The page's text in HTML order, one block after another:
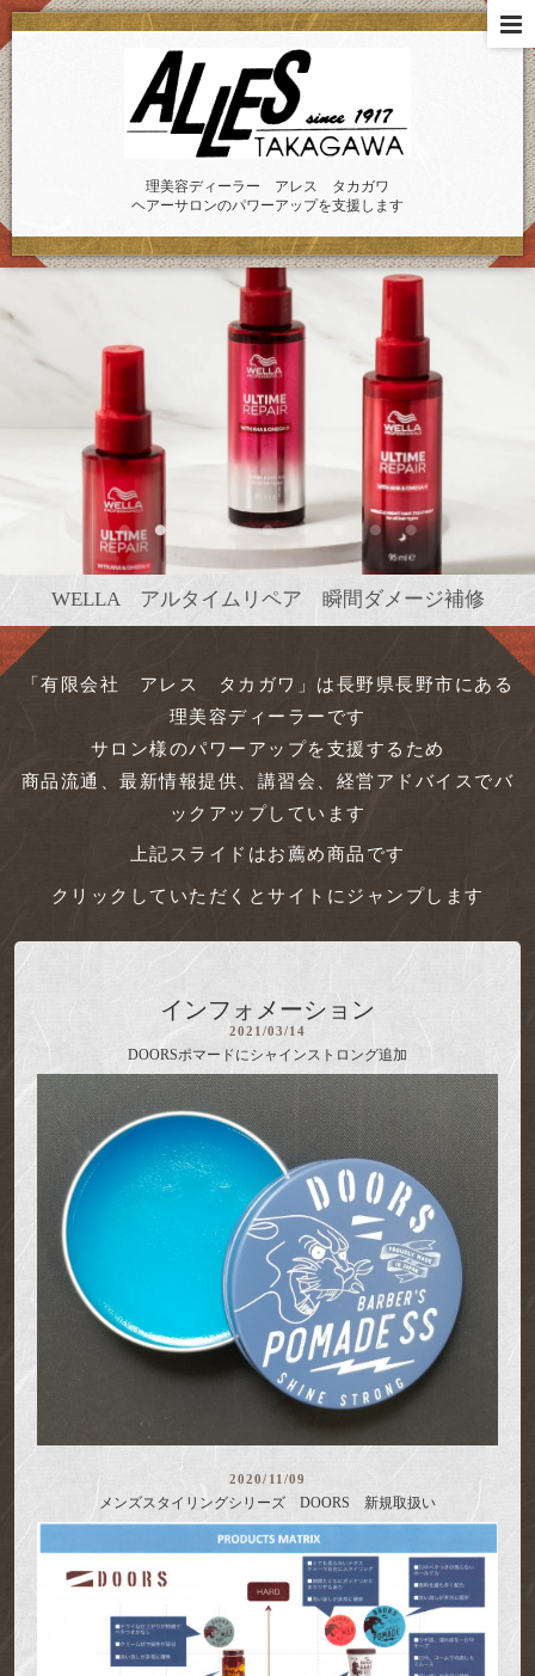
理美容ディーラー アレス タカガワ
ヘアーサロンのパワーアップを支援します
WELLA アルタイムリペア 瞬間ダメージ補修
幹細胞培養液配合 次世代スカルプシリーズ
モアプラス
ヒトサイタイ血幹細胞培養液配合 フェリー
ネオールインワンジェルクリーム
リトルサイエンティスト ガルバ
CMCケアシリーズ
BROSH ポマード
メンズスタイリング剤 DOORSシリーズ
艶と透明感 ウエラ イルミナカラー
ＤＥＭＩ フュージョニスト
「有限会社 アレス タカガワ」は長野県長野市にある
理美容ディーラーです
サロン様のパワーアップを支援するため
商品流通、最新情報提供、講習会、経営アドバイスでバ
ックアップしています
上記スライドはお薦め商品です
クリックしていただくとサイトにジャンプします
インフォメーション
2021/03/14
DOORSポマードにシャインストロング追加
2020/11/09
メンズスタイリングシリーズ DOORS 新規取扱い